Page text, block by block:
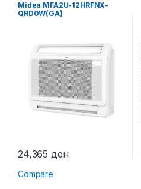
Midea MFA2U-12HRFNX-
QRD0W(GA)
24,365 ден
Compare